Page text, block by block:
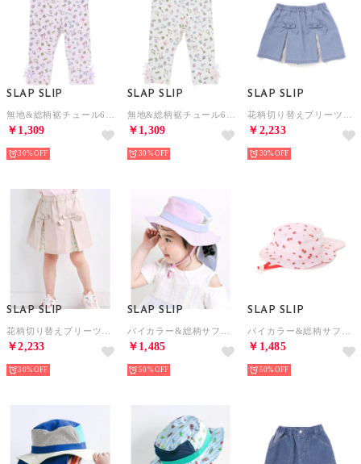
SLAP SLIP
￥1,309
30%
SLAP SLIP
￥1,309
30%
SLAP SLIP
￥2,233
30%
SLAP SLIP
￥2,233
30%
SLAP SLIP
￥1,485
50%
SLAP SLIP
￥1,485
50%